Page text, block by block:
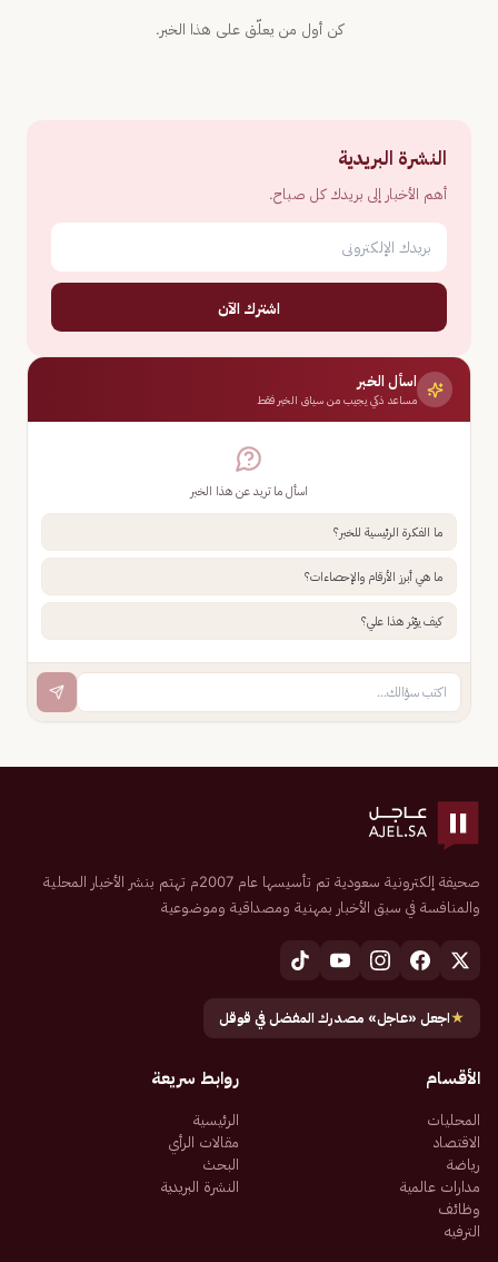
كن أول من يعلّق على هذا الخبر.
النشرة البريدية
أهم الأخبار إلى بريدك كل صباح.
اشترك الآن
اسأل الخبر
مساعد ذكي يجيب من سياق الخبر فقط
اسأل ما تريد عن هذا الخبر
ما الفكرة الرئيسية للخبر؟
ما هي أبرز الأرقام والإحصاءات؟
كيف يؤثر هذا علي؟
صحيفة إلكترونية سعودية تم تأسيسها عام 2007م تهتم بنشر الأخبار المحلية
والمنافسة في سبق الأخبار بمهنية ومصداقية وموضوعية
★اجعل «عاجل» مصدرك المفضل في قوقل
الأقسام
المحليات
الاقتصاد
رياضة
مدارات عالمية
وظائف
الترفيه
روابط سريعة
الرئيسية
مقالات الرأي
البحث
النشرة البريدية